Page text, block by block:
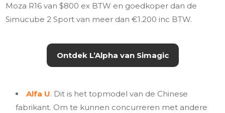
Moza R16 van $800 ex BTW en goedkoper dan de
Simucube 2 Sport van meer dan €1.200 inc BTW.
Ontdek L’Alpha van Simagic
Alfa U. Dit is het topmodel van de Chinese
fabrikant. Om te kunnen concurreren met andere